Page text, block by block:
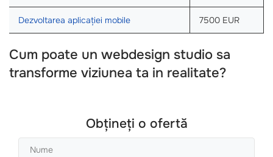
Dezvoltarea aplicației mobile 7500 EUR
Cum poate un webdesign studio sa
transforme viziunea ta in realitate?
Obțineți o ofertă